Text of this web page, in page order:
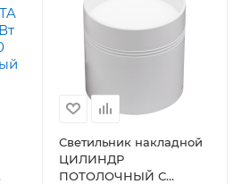
Светильник накладной
ЦИЛИНДР
ПОТОЛОЧНЫЙ С